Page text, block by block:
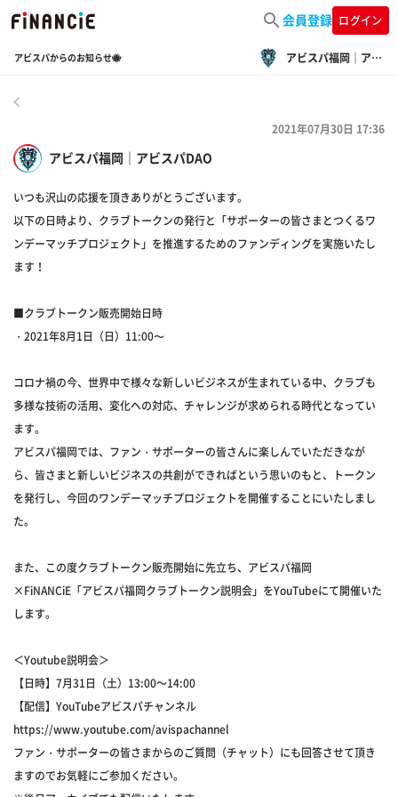
会員登録 ログイン
アビスパからのお知らせ🐝 アビスパ福岡｜アビスパDAO
アビスパ福岡｜アビスパDAO
2021年07月30日 17:36
いつも沢山の応援を頂きありがとうございます。
以下の日時より、クラブトークンの発行と「サポーターの皆さまとつくるワ
ンデーマッチプロジェクト」を推進するためのファンディングを実施いたし
ます！
■クラブトークン販売開始日時
・2021年8月1日（日）11:00〜
コロナ禍の今、世界中で様々な新しいビジネスが生まれている中、クラブも
多様な技術の活用、変化への対応、チャレンジが求められる時代となってい
ます。
アビスパ福岡では、ファン・サポーターの皆さんに楽しんでいただきなが
ら、皆さまと新しいビジネスの共創ができればという思いのもと、トークン
を発行し、今回のワンデーマッチプロジェクトを開催することにいたしまし
た。
また、この度クラブトークン販売開始に先立ち、アビスパ福岡
×FiNANCiE「アビスパ福岡クラブトークン説明会」をYouTubeにて開催いた
します。
＜Youtube説明会＞
【日時】7月31日（土）13:00～14:00
【配信】YouTubeアビスパチャンネル
https://www.youtube.com/avispachannel
ファン・サポーターの皆さまからのご質問（チャット）にも回答させて頂き
ますのでお気軽にご参加ください。